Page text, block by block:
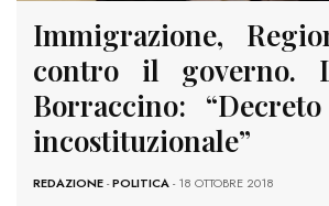
Immigrazione,
contro il governo.
Borraccino:
incostituzionale”
REDAZIONE-POLITICA- 18 OTTOBRE 2018